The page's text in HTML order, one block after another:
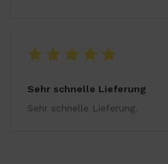
Sehr schnelle Lieferung
Sehr schnelle Lieferung.